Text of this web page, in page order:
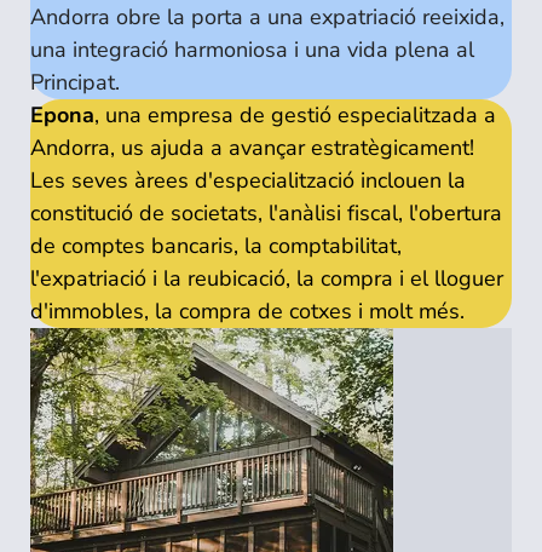
Andorra obre la porta a una expatriació reeixida,
una integració harmoniosa i una vida plena al
Principat.
Epona, una empresa de gestió especialitzada a
Andorra, us ajuda a avançar estratègicament!
Les seves àrees d'especialització inclouen la
constitució de societats, l'anàlisi fiscal, l'obertura
de comptes bancaris, la comptabilitat,
l'expatriació i la reubicació, la compra i el lloguer
d'immobles, la compra de cotxes i molt més.